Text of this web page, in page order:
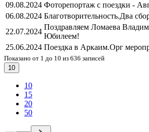
09.08.2024 Фоторепортаж с поездки -
06.08.2024 Благотворительность.Два
22.07.2024
Поздравляем Ломаева
Юбилеем!
25.06.2024 Поездка в Аркаим.Орг
Показано от 1 до 10 из 636 записей
10
10
15
20
50